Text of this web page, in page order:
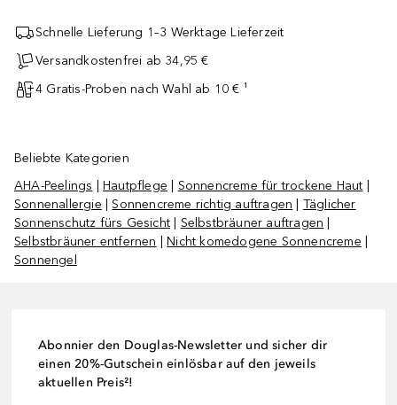
Schnelle Lieferung 1–3 Werktage Lieferzeit
Versandkostenfrei ab 34,95 €
4 Gratis-Proben nach Wahl ab 10 € ¹
Beliebte Kategorien
AHA-Peelings |Hautpflege Sonnencreme für trockene Haut
Sonnenallergie |Sonnencreme richtig auftragen
Täglicher
Sonnenschutz fürs Gesicht
Selbstbräuner auftragen
Selbstbräuner entfernen |Nicht komedogene Sonnencreme
Sonnengel
Abonnier den Douglas-Newsletter und sicher dir
einen 20%-Gutschein einlösbar auf den jeweils
aktuellen Preis²!